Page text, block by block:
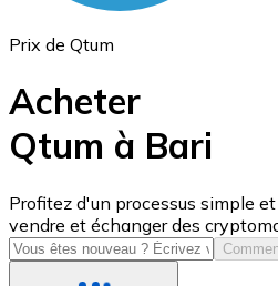
USD Coin
USDC
Prix de Qtum
Acheter
Qtum à Bari
Profitez d'un processus simple
vendre et échanger des